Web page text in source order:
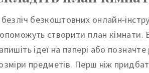
безкоштовних онлайн-
створити план кімнати.
ідеї на папері або
предметів. Перш ніж